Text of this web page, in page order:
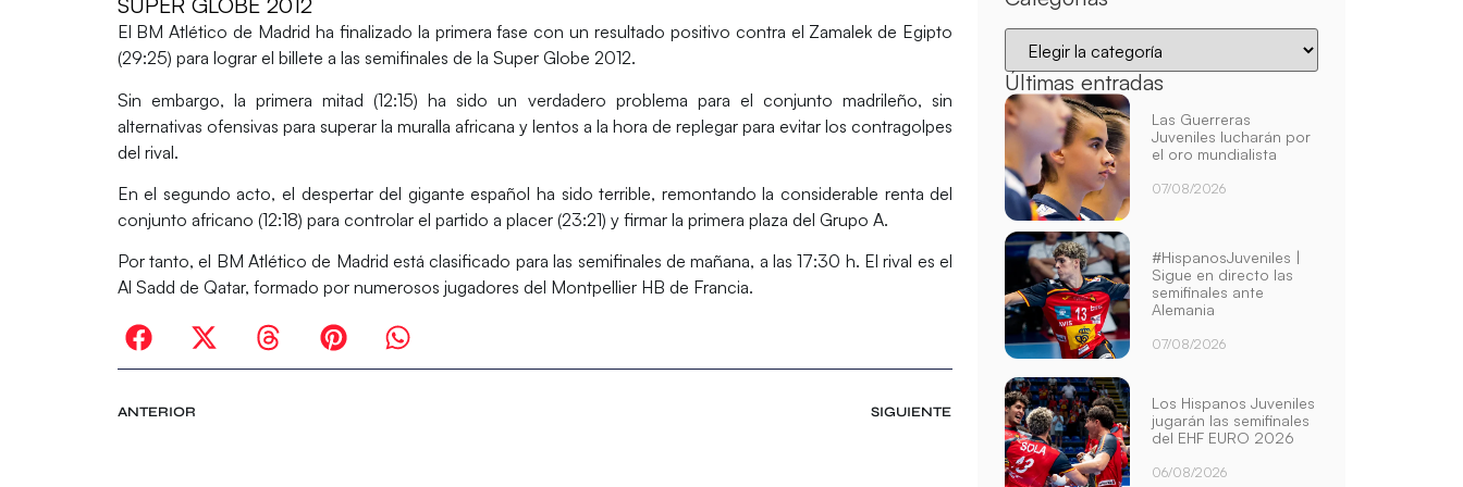
El BM Atlético de Madrid ha finalizado la primera fase con un resultado positivo contra el Zamalekde Egipto
(29:25) para lograr el billete a las semifinales de la Super Globe 2012.
Sin embargo, la primera mitad (12:15) ha sido un verdadero problema para el conjunto madrileño, sin
alternativas ofensivas para superar la muralla africana y lentos a la hora de replegar para evitar los contragolpes
del rival.
En el segundo acto, el despertar del gigante español ha sido terrible, remontando la considerable renta del
conjunto africano (12:18) para controlar el partido a placer (23:21) y firmar la primera plaza del Grupo A.
Por tanto, el BM Atlético de Madrid está clasificado para las semifinales de mañana, a las 17:30 h. El rival es el
Al Sadd de Qatar, formado por numerosos jugadores del Montpellier HB de Francia.
ANTERIOR SIGUIENTE
Últimas entradas
Las Guerreras
Juveniles lucharán por
el oro mundialista
07/08/2026
#HispanosJuveniles |
Sigue en directo las
semifinales ante
Alemania
07/08/2026
Los Hispanos Juveniles
jugarán las semifinales
del EHF EURO 2026
06/08/2026